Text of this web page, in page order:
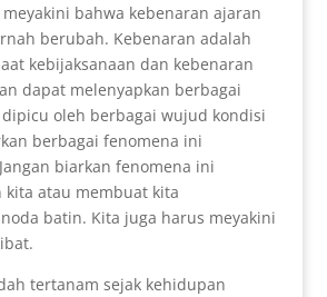
bahwa kebenaran ajaran
berubah. Kebenaran adalah
kebijaksanaan dan kebenaran
dapat melenyapkan berbagai
oleh berbagai wujud kondisi
berbagai fenomena ini
biarkan fenomena ini
atau membuat kita
batin. Kita juga harus meyakini
tertanam sejak kehidupan